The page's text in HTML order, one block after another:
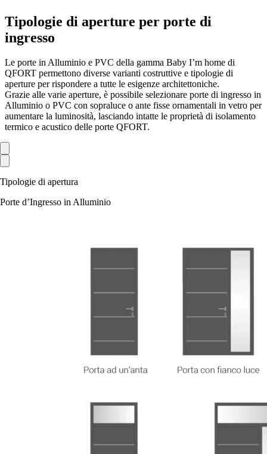
Tipologie di aperture per porte di
ingresso
Le porte in Alluminio e PVC della gamma Baby I’m home di
QFORT permettono diverse varianti costruttive e tipologie di
aperture per rispondere a tutte le esigenze architettoniche.
Grazie alle varie aperture, è possibile selezionare porte di ingresso in
Alluminio o PVC con sopraluce o ante fisse ornamentali in vetro per
aumentare la luminosità, lasciando intatte le proprietà di isolamento
termico e acustico delle porte QFORT.
Tipologie di apertura
Porte d’Ingresso in Alluminio